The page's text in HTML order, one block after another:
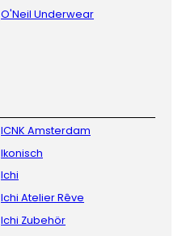
O'Neil Underwear
ICNK Amsterdam
Ikonisch
Ichi
Ichi Atelier Rêve
Ichi Zubehör